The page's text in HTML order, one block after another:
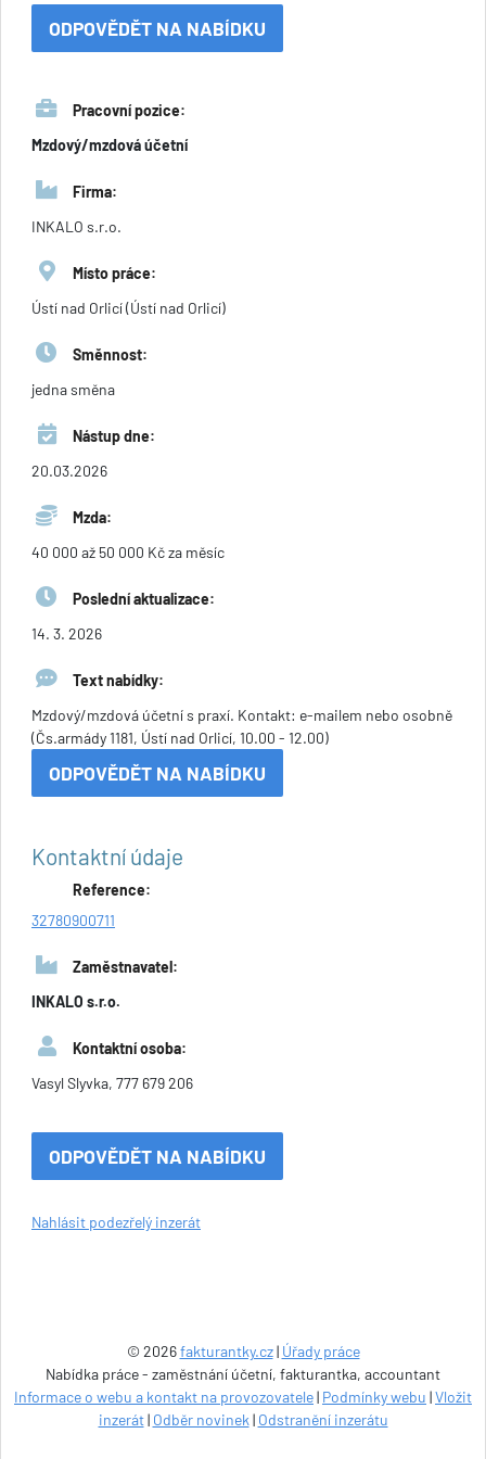
ODPOVĚDĚT NA NABÍDKU
Pracovní pozice:
Mzdový/mzdová účetní
Firma:
INKALO s.r.o.
Místo práce:
Ústí nad Orlicí (Ústí nad Orlicí)
Směnnost:
jedna směna
Nástup dne:
20.03.2026
Mzda:
40 000 až 50 000 Kč za měsíc
Poslední aktualizace:
14. 3. 2026
Text nabídky:
Mzdový/mzdová účetní s praxí. Kontakt: e-mailem nebo osobně
(Čs.armády 1181, Ústí nad Orlicí, 10.00 - 12.00)
ODPOVĚDĚT NA NABÍDKU
Kontaktní údaje
Reference:
32780900711
Zaměstnavatel:
INKALO s.r.o.
Kontaktní osoba:
Vasyl Slyvka, 777 679 206
ODPOVĚDĚT NA NABÍDKU
Nahlásit podezřelý inzerát
© 2026fakturantky.cz| Úřady práce
Nabídka práce - zaměstnání účetní, fakturantka, accountant
Informace o webu a kontakt na provozovatele| Podmínky webu |Vložit
inzerát| Odběr novinek | Odstranění inzerátu